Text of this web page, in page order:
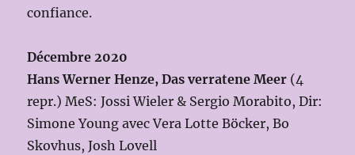
confiance.
Décembre 2020
Hans Werner Henze, Das verratene Meer (4
repr.) MeS: Jossi Wieler & Sergio Morabito, Dir:
Simone Young avec Vera Lotte Böcker, Bo
Skovhus, Josh Lovell